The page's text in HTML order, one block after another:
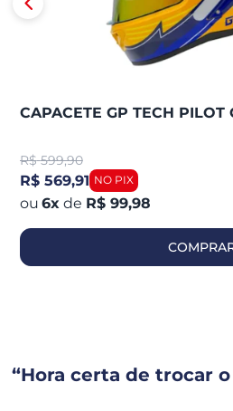
CAPACETE GP TECH PILOT
R$ 599,90
R$ 569,91
6x de R$ 99,98
“Hora certa de trocar